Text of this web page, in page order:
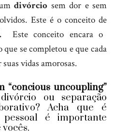
divórcio sem dor e sem
Este é o conceito de
Este conceito encara o
se completou e que cada
vidas amorosas.
“concious uncoupling”
ou separação
Acha que é
é importante